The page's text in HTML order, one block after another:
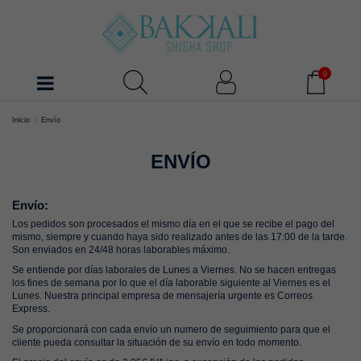
0
Inicio Envío
ENVÍO
Envío:
Los pedidos son procesados el mismo día en el que se recibe el pago del
mismo, siempre y cuando haya sido realizado antes de las 17:00 de la tarde.
Son enviados en 24/48 horas laborables máximo.
Se entiende por días laborales de Lunes a Viernes. No se hacen entregas
los fines de semana por lo que el día laborable siguiente al Viernes es el
Lunes. Nuestra principal empresa de mensajería urgente es Correos
Express.
Se proporcionará con cada envío un numero de seguimiento para que el
cliente pueda consultar la situación de su envío en todo momento.